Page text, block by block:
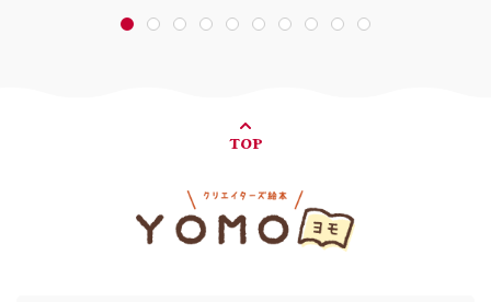
1 2 3 4 5 6 7 8 9 10
TOP